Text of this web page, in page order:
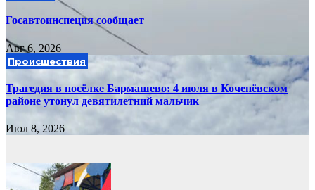
Госавтоинспеция сообщает
Авг 6, 2026
Происшествия
Трагедия в посёлке Бармашево: 4 июля в Коченёвском
районе утонул девятилетний мальчик
Июл 8, 2026